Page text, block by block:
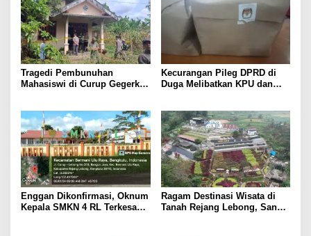
Tragedi Pembunuhan
Mahasiswi di Curup Gegerkan
Kecurangan Pileg DPRD di
Duga Melibatkan KPU dan
Enggan Dikonfirmasi, Oknum
Kepala SMKN 4 RL Terkesan
Ragam Destinasi Wisata di
Tanah Rejang Lebong, Sangat